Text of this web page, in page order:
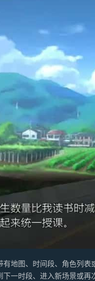
地图、时间段、角色列
一时段、进入新场景或